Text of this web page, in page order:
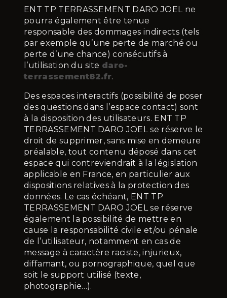
ENT TP TERRASSEMENT DARO JOEL ne
pourra également être tenue
responsable des dommages indirects (tels
par exemple qu’une perte de marché ou
perte d’une chance) consécutifs à
l’utilisation du site daro-
terrassement82.fr.
Des espaces interactifs (possibilité de poser
des questions dans l’espace contact) sont
à la disposition des utilisateurs. ENT TP
TERRASSEMENT DARO JOEL se réserve le
droit de supprimer, sans mise en demeure
préalable, tout contenu déposé dans cet
espace qui contreviendrait à la législation
applicable en France, en particulier aux
dispositions relatives à la protection des
données. Le cas échéant, ENT TP
TERRASSEMENT DARO JOEL se réserve
également la possibilité de mettre en
cause la responsabilité civile et/ou pénale
de l’utilisateur, notamment en cas de
message à caractère raciste, injurieux,
diffamant, ou pornographique, quel que
soit le support utilisé (texte,
photographie…).